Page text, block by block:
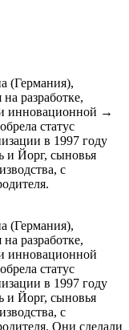
(Германия),
разработке,
инновационной →
статус
в 1997 году
и Йорг, сыновья
с
(Германия),
разработке,
инновационной
статус
в 1997 году
и Йорг, сыновья
с
Они сделали